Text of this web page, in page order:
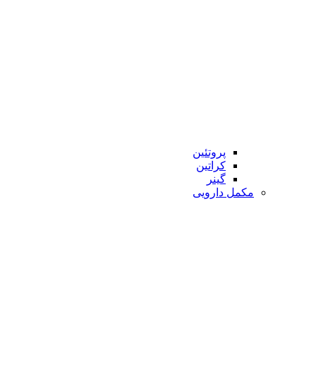
پروتئین
کراتین
گینر
مکمل دارویی